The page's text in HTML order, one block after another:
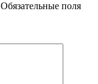
Обязательные поля